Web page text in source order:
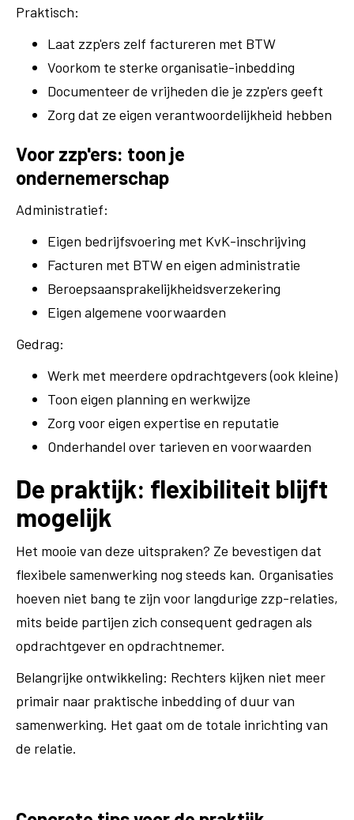
Praktisch:
Laat zzp'ers zelf factureren met BTW
Voorkom te sterke organisatie-inbedding
Documenteer de vrijheden die je zzp'ers geeft
Zorg dat ze eigen verantwoordelijkheid hebben
Voor zzp'ers: toon je
ondernemerschap
Administratief:
Eigen bedrijfsvoering met KvK-inschrijving
Facturen met BTW en eigen administratie
Beroepsaansprakelijkheidsverzekering
Eigen algemene voorwaarden
Gedrag:
Werk met meerdere opdrachtgevers (ook kleine)
Toon eigen planning en werkwijze
Zorg voor eigen expertise en reputatie
Onderhandel over tarieven en voorwaarden
De praktijk: flexibiliteit blijft
mogelijk
Het mooie van deze uitspraken? Ze bevestigen dat
flexibele samenwerking nog steeds kan. Organisaties
hoeven niet bang te zijn voor langdurige zzp-relaties,
mits beide partijen zich consequent gedragen als
opdrachtgever en opdrachtnemer.
Belangrijke ontwikkeling: Rechters kijken niet meer
primair naar praktische inbedding of duur van
samenwerking. Het gaat om de totale inrichting van
de relatie.